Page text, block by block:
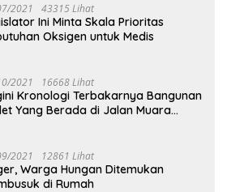
2021 43315 Lihat
Ini Minta Skala Prioritas
Oksigen untuk Medis
2021 16668 Lihat
Kronologi Terbakarnya Bangunan
Yang Berada di Jalan Muara
2021 12861 Lihat
Warga Hungan Ditemukan
di Rumah